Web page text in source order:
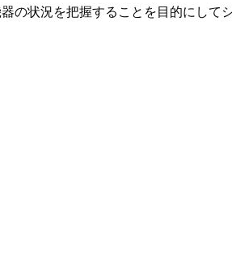
状況を把握することを目的にして